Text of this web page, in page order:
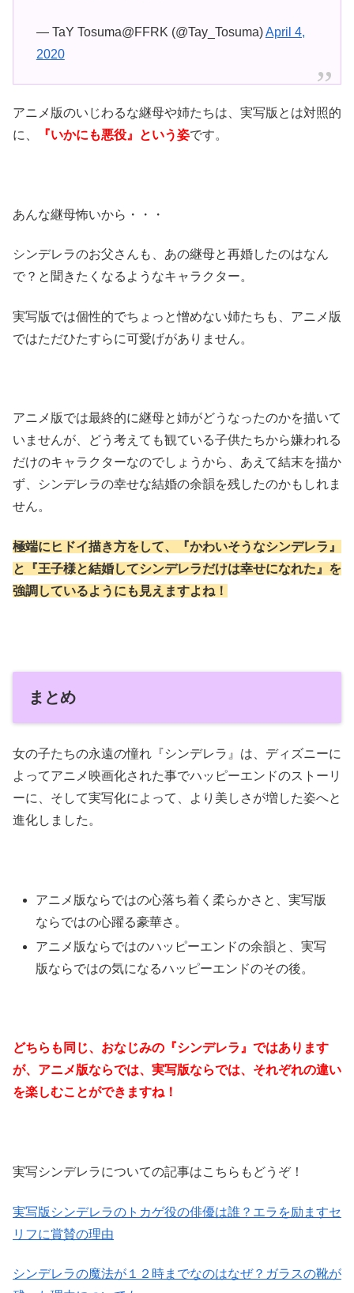
— TaY Tosuma@FFRK (@Tay_Tosuma)April 4,
2020
アニメ版のいじわるな継母や姉たちは、実写版とは対照的
に、
『いかにも悪役』という姿です。
あんな継母怖いから・・・
シンデレラのお父さんも、あの継母と再婚したのはなん
で？と聞きたくなるようなキャラクター。
実写版では個性的でちょっと憎めない姉たちも、アニメ版
ではただひたすらに可愛げがありません。
アニメ版では最終的に継母と姉がどうなったのかを描いて
いませんが、どう考えても観ている子供たちから嫌われる
だけのキャラクターなのでしょうから、あえて結末を描か
ず、シンデレラの幸せな結婚の余韻を残したのかもしれま
せん。
極端にヒドイ描き方をして、『かわいそうなシンデレラ』
と『王子様と結婚してシンデレラだけは幸せになれた』を
強調しているようにも見えますよね！
まとめ
女の子たちの永遠の憧れ『シンデレラ』は、ディズニーに
よってアニメ映画化された事でハッピーエンドのストーリ
ーに、そして実写化によって、より美しさが増した姿へと
進化しました。
アニメ版ならではの心落ち着く柔らかさと、実写版
ならではの心躍る豪華さ。
アニメ版ならではのハッピーエンドの余韻と、実写
版ならではの気になるハッピーエンドのその後。
どちらも同じ、おなじみの『シンデレラ』ではあります
が、アニメ版ならでは、実写版ならでは、それぞれの違い
を楽しむことができますね！
実写シンデレラについての記事はこちらもどうぞ！
実写版シンデレラのトカゲ役の俳優は誰？エラを励ますセ
リフに賞賛の理由
シンデレラの魔法が１２時までなのはなぜ？ガラスの靴が